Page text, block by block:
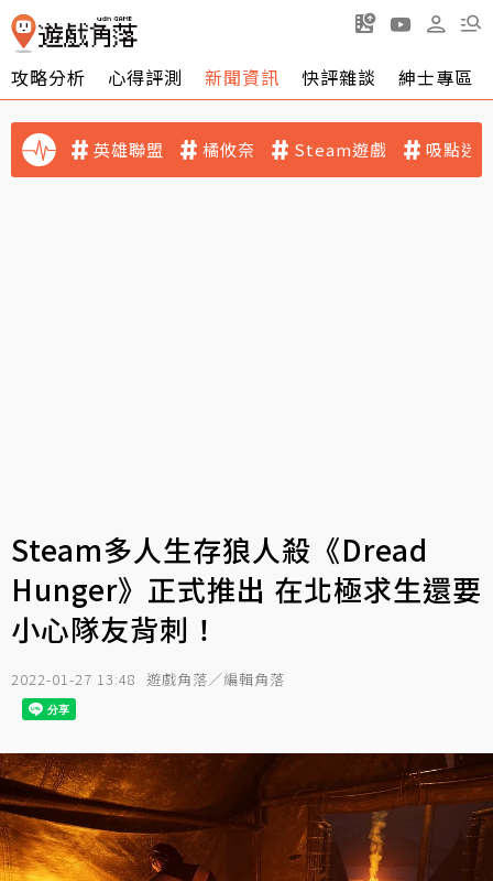
攻略分析 心得評測 新聞資訊 快評雜談 紳士專區
英雄聯盟 橘攸奈 Steam遊戲 吸點迷
Steam多人生存狼人殺《Dread
Hunger》正式推出 在北極求生還要
小心隊友背刺！
2022-01-27 13:48 遊戲角落／編輯角落